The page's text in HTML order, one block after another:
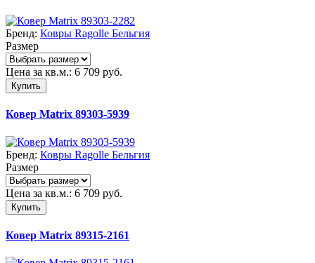
Бренд: Ковры Ragolle Бельгия
Размер
Цена за кв.м.: 6 709 руб.
Купить
Ковер Matrix 89303-5939
Бренд: Ковры Ragolle Бельгия
Размер
Цена за кв.м.: 6 709 руб.
Купить
Ковер Matrix 89315-2161